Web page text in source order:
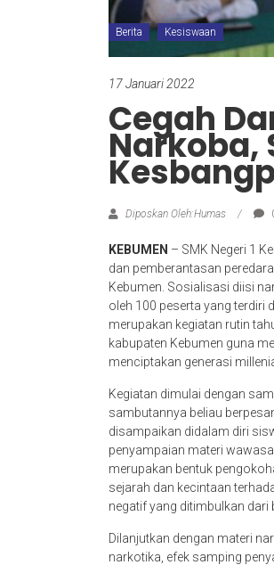
Berita Kesiswaan
17 Januari 2022
Cegah
Narkoba,
Diposkan Oleh:Humas
KEBUMEN – SMK Negeri 1
dan pemberantasan
Kebumen. Sosialisasi diisi
oleh 100 peserta yang terdiri
merupakan kegiatan rutin
kabupaten Kebumen guna
menciptakan generasi
Kegiatan dimulai dengan
sambutannya beliau
disampaikan didalam diri
penyampaian materi
merupakan bentuk
sejarah dan kecintaan
negatif yang ditimbulkan dari
Dilanjutkan dengan materi
narkotika, efek samping